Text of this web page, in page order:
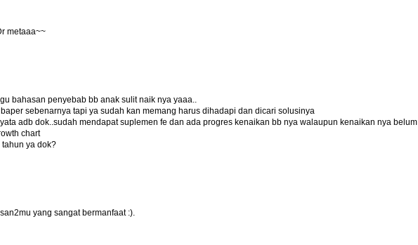
metaaa~~
bahasan penyebab bb anak sulit naik nya yaaa..
sebenarnya tapi ya sudah kan memang harus dihadapi dan dicari solusinya
adb dok..sudah mendapat suplemen fe dan ada progres kenaikan bb nya walaupun kenaikan nya belum
chart
ya dok?
yang sangat bermanfaat :).